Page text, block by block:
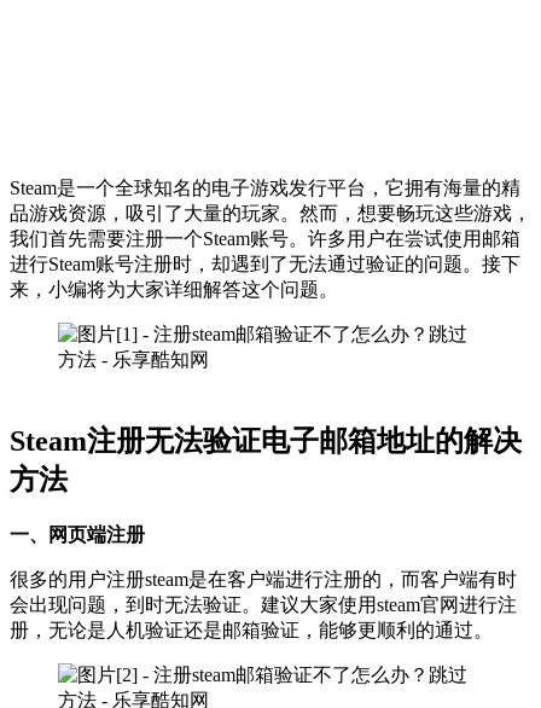
Steam是一个全球知名的电子游戏发行平台，它拥有海量的精
品游戏资源，吸引了大量的玩家。然而，想要畅玩这些游戏，
我们首先需要注册一个Steam账号。许多用户在尝试使用邮箱
进行Steam账号注册时，却遇到了无法通过验证的问题。接下
来，小编将为大家详细解答这个问题。
Steam注册无法验证电子邮箱地址的解决
方法
一、网页端注册
很多的用户注册steam是在客户端进行注册的，而客户端有时
会出现问题，到时无法验证。建议大家使用steam官网进行注
册，无论是人机验证还是邮箱验证，能够更顺利的通过。